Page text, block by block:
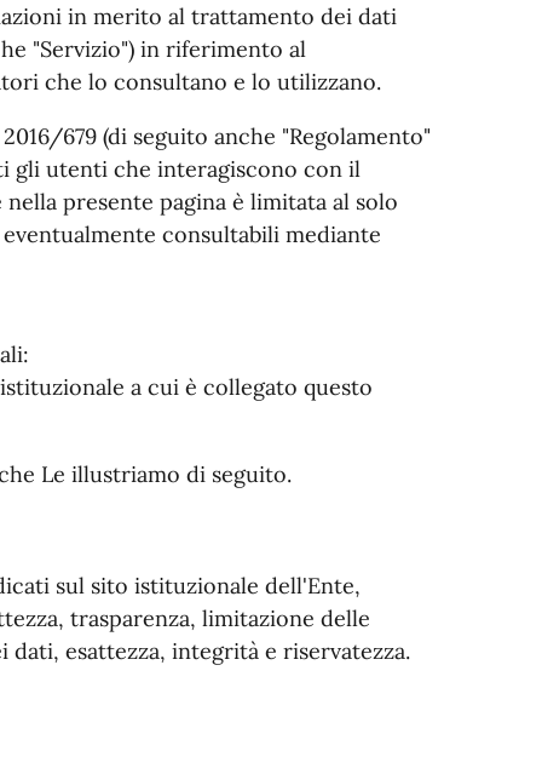
in merito al trattamento dei dati
"Servizio") in riferimento al
che lo consultano e lo utilizzano.
679 (di seguito anche "Regolamento"
gli utenti che interagiscono con il
presente pagina è limitata al solo
consultabili mediante
a cui è collegato questo
Le illustriamo di seguito.
sul sito istituzionale dell'Ente,
trasparenza, limitazione delle
esattezza, integrità e riservatezza.